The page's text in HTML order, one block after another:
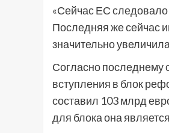
«Сейчас ЕС следовало
Последняя же сейчас
значительно
Согласно последнему
вступления в блок
составил 103 млрд
для блока она